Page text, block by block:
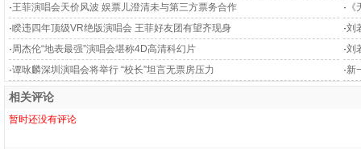
·王菲演唱会天价风波 娱票儿澄清未与第三方票务合作 ·
·睽违四年顶级VR绝版演唱会 王菲好友团有望齐现身 ·刘
·周杰伦“地表最强”演唱会堪称4D高清科幻片 ·刘
·谭咏麟深圳演唱会将举行 “校长”坦言无票房压力 ·新
相关评论
暂时还没有评论